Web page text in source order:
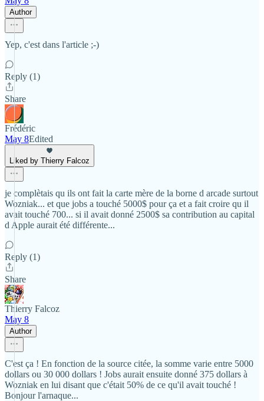
Author
Yep, c'est dans l'article ;-)
Reply (1)
Share
Frédéric
May 8Edited
Liked by Thierry Falcoz
je complètais qu ils ont fait la carte mère de la borne d arcade surtout
Wozniak... et que jobs a touché 5000$ pour ça et a fait croire qu il
avait touché 700... si il avait donné 2500$ sa contribution au capital
d Apple aurait été différente...
Reply (1)
Share
Thierry Falcoz
May 8
Author
C'est ça ! En fonction de la source citée, la somme varie entre 5000
dollars ou 30 000 dollars ! Jobs aurait ensuite donné 375 dollars à
Wozniak en lui disant que c'était 50% de ce qu'il avait touché !
Bonjour l'arnaque...